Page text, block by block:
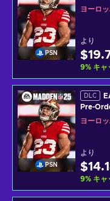
PSN
EUROPE
ヨーロ
より
9% キャ
PSN
DLC
Pre-
EUROPE
ヨーロ
より
9% キャ